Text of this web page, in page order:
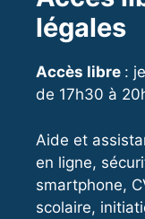
légales
Accès libre :
de 17h30 à
Aide et
en ligne,
smartphone,
scolaire,